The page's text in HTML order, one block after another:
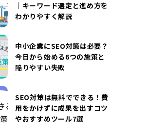
利用規約
特定商取引法に基づく表記
｜キーワード選定と進め方を
わかりやすく解説
中小企業にSEO対策は必要？
今日から始める6つの施策と
陥りやすい失敗
SEO対策は無料でできる！費
用をかけずに成果を出すコツ
やおすすめツール7選